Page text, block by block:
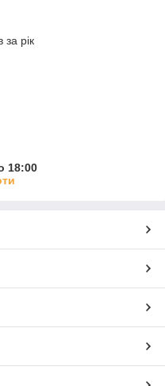
за рік
18:00